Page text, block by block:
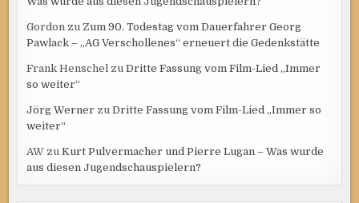
Gordon zu Zum 90. Todestag vom Dauerfahrer Georg
Pawlack – „AG Verschollenes“ erneuert die Gedenkstätte
Frank Henschel zuDritte Fassung vom Film-Lied „Immer
so weiter“
Jörg Werner zuDritte Fassung vom Film-Lied „Immer so
weiter“
AW zuKurt Pulvermacher und Pierre Lugan – Was wurde
aus diesen Jugendschauspielern?